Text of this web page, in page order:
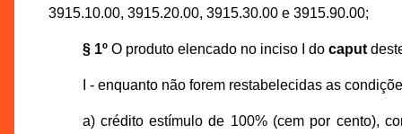
3915.10.00, 3915.20.00, 3915.30.00 e 3915.90.00;
§ 1ºO produto elencado no inciso I do caput
I - enquanto não forem restabelecidas as
a) crédito estímulo de 100% (cem por cento),